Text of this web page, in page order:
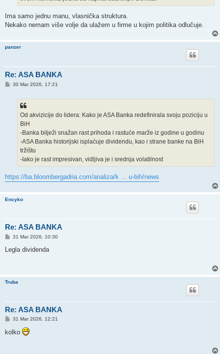
Ima samo jednu manu, vlasnička struktura.
Nekako nemam više volje da ulažem u firme u kojim politika odlučuje.
panzer
Re: ASA BANKA
P30 Mar 2026, 17:21
Od akvizicije do lidera: Kako je ASA Banka redefinirala svoju poziciju u
BiH
-Banka bilježi snažan rast prihoda i rastuće marže iz godine u godinu
-ASA Banka historijski isplaćuje dividendu, kao i strane banke na BiH
tržištu
-Iako je rast impresivan, vidljiva je i srednja volatilnost
https://ba.bloombergadria.com/analiza/k ... u-bih/news
Encyko
Re: ASA BANKA
P
s
31 Mar 2026, 10:30
Legla dividenda
Truba
Re: ASA BANKA
P
s
t
31 Mar 2026, 12:21
kolko